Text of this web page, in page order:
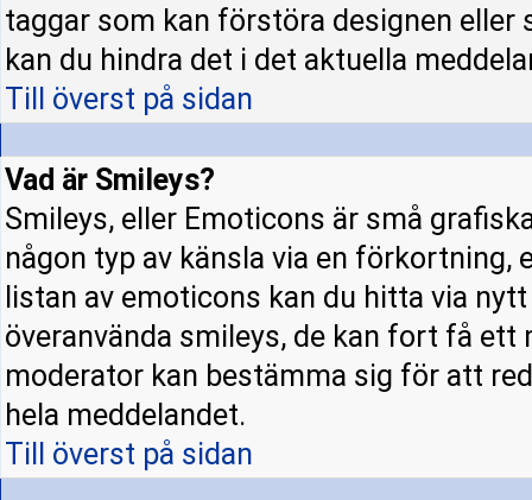
taggar som kan förstöra designen eller
kan du hindra det i det aktuella
Till överst på sidan
Vad är Smileys?
Smileys, eller Emoticons är små
någon typ av känsla via en förkortning,
listan av emoticons kan du hitta via
överanvända smileys, de kan fort få
moderator kan bestämma sig för att
hela meddelandet.
Till överst på sidan